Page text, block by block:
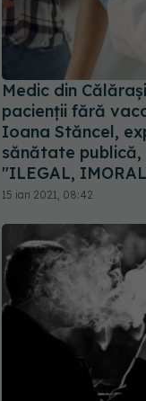
Medic din
pacienții fără
Ioana Stăncel,
sănătate publică,
"ILEGAL,
15 ian 2021, 08:42